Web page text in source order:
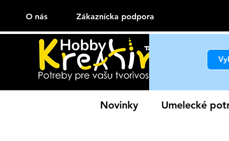
O nás Zákaznícka podpora
Novinky Umelecké